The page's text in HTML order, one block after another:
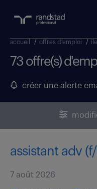
accueil / offres d'emploi /
73 offre(s)
créer une alerte
assistant adv
7 août 2026